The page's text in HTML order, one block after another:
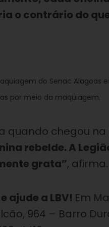
o contrário do
do Senac Alagoas
por meio da maquiagem.
quando chegou na
rebelde. A
grata”, afirma.
ajude a LBV! Em
964 – Barro